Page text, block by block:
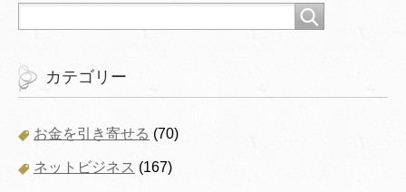
カテゴリー
お金を引き寄せる (70)
ネットビジネス (167)